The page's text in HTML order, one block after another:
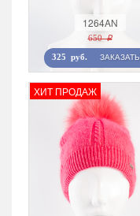
1264AN
650 r
325 руб. ЗАКАЗАТЬ
ХИТ ПРОДАЖ